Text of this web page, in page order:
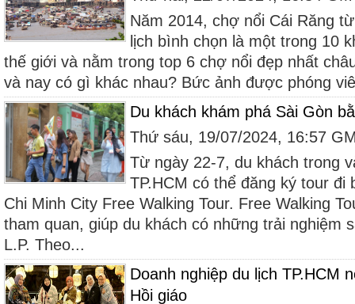
Năm 2014, chợ nổi Cái Răng
lịch bình chọn là một trong 10
thế giới và nằm trong top 6 chợ nổi đẹp nhất
và nay có gì khác nhau? Bức ảnh được phóng
Du khách khám phá Sài Gòn
Thứ sáu, 19/07/2024, 16:57
Từ ngày 22-7, du khách trong
TP.HCM có thể đăng ký tour đi
Chi Minh City Free Walking Tour. Free Walking
tham quan, giúp du khách có những trải nghiệm
L.P. Theo...
Doanh nghiệp du lịch TP.HCM
Hồi giáo